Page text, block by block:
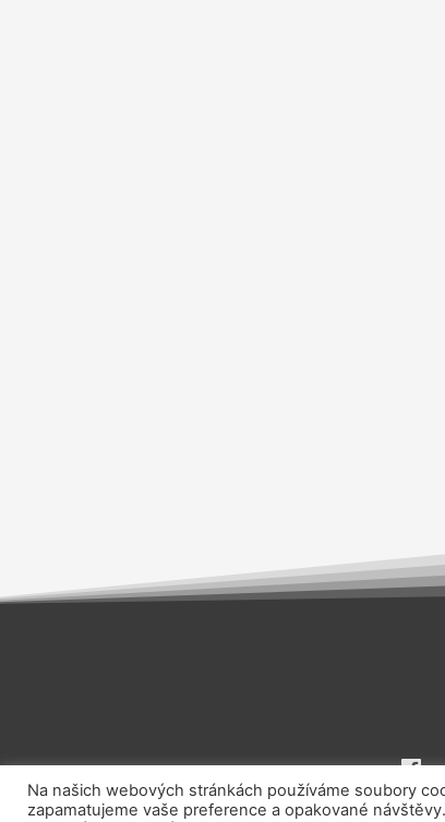
Na našich webových stránkách používáme soubory
zapamatujeme vaše preference a opakované